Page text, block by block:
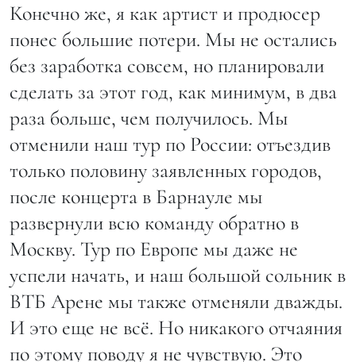
Конечно же, я как артист и продюсер
понес большие потери. Мы не остались
без заработка совсем, но планировали
сделать за этот год, как минимум, в два
раза больше, чем получилось. Мы
отменили наш тур по России: отъездив
только половину заявленных городов,
после концерта в Барнауле мы
развернули всю команду обратно в
Москву. Тур по Европе мы даже не
успели начать, и наш большой сольник в
ВТБ Арене мы также отменяли дважды.
И это еще не всё. Но никакого отчаяния
по этому поводу я не чувствую. Это